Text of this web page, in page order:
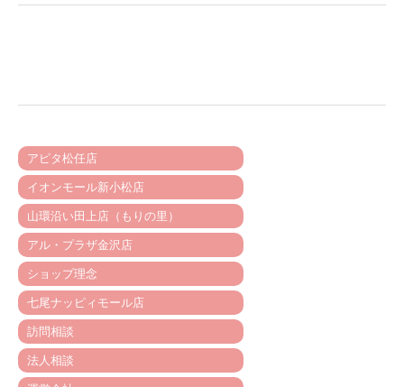
アピタ松任店
イオンモール新小松店
山環沿い田上店（もりの里）
アル・プラザ金沢店
ショップ理念
七尾ナッピィモール店
訪問相談
法人相談